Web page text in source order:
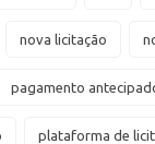
nova licitação
pagamento
plataforma de